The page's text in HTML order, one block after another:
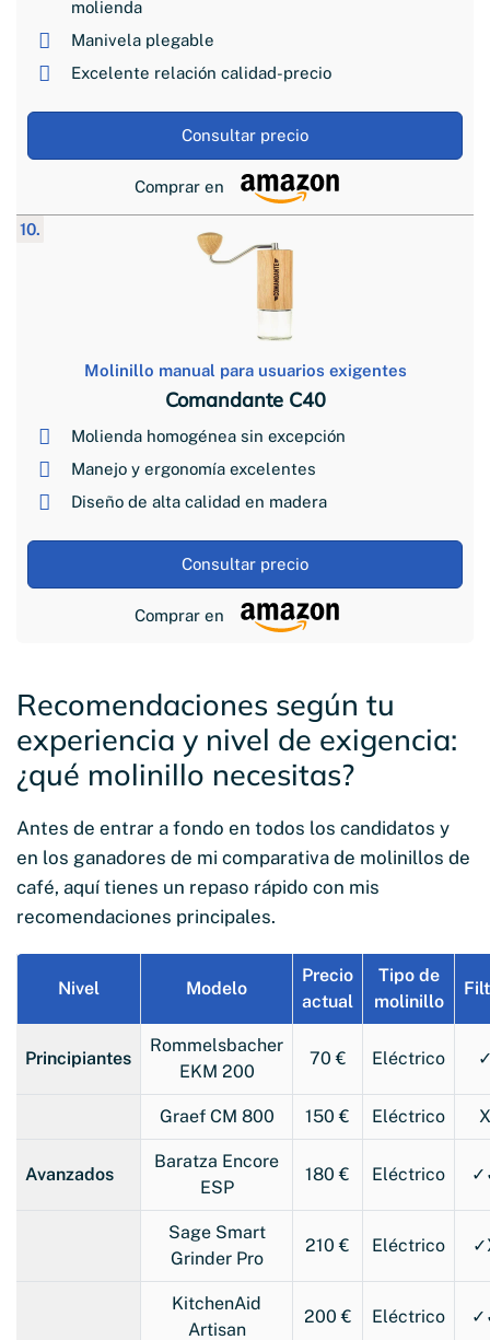
molienda
Manivela plegable
Excelente relación calidad-precio
Consultar precio
Comprar en
10.
Molinillo manual para usuarios exigentes
Comandante C40
Molienda homogénea sin excepción
Manejo y ergonomía excelentes
Diseño de alta calidad en madera
Consultar precio
Comprar en
Recomendaciones según tu
experiencia y nivel de exigencia:
¿qué molinillo necesitas?
Antes de entrar a fondo en todos los candidatos y
en los ganadores de mi comparativa de molinillos de
café, aquí tienes un repaso rápido con mis
recomendaciones principales.
Nivel Modelo
Precio
actual
Tipo de
molinillo
Principiantes
Rommelsbacher
EKM 200
70 € Eléctrico
Graef CM 800 150 € Eléctrico X
Avanzados
Baratza Encore
ESP
180 € Eléctrico
Sage Smart
Grinder Pro
210 € Eléctrico
KitchenAid
Artisan
200 € Eléctrico